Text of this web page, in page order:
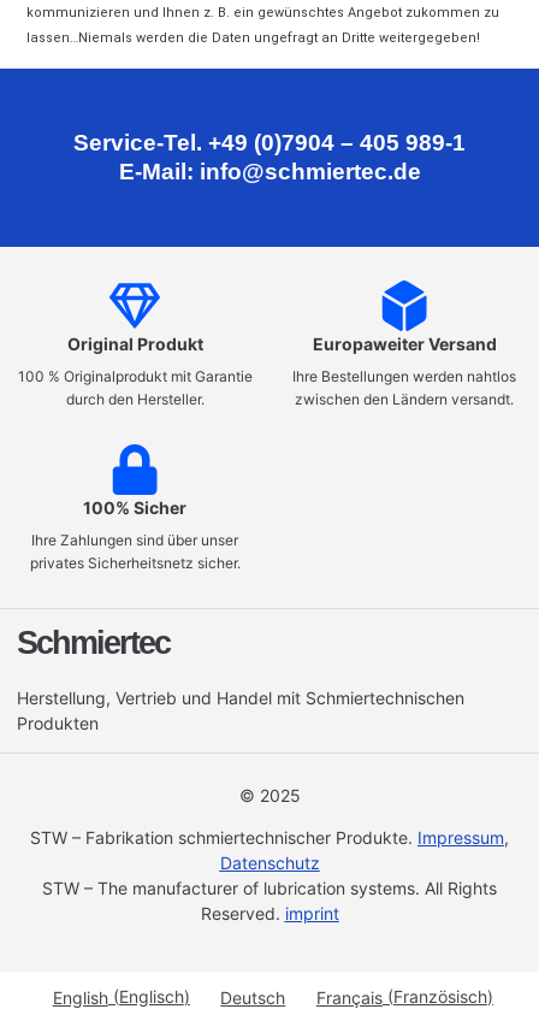
kommunizieren und Ihnen z. B. ein gewünschtes Angebot zukommen zu
lassen…Niemals werden die Daten ungefragt an Dritte weitergegeben!
Service-Tel. +49 (0)7904 – 405 989-1
E-Mail: info@schmiertec.de
Original Produkt
100 % Originalprodukt mit Garantie
durch den Hersteller.
Europaweiter Versand
Ihre Bestellungen werden nahtlos
zwischen den Ländern versandt.
100% Sicher
Ihre Zahlungen sind über unser
privates Sicherheitsnetz sicher.
Schmiertec
Herstellung, Vertrieb und Handel mit Schmiertechnischen
Produkten
© 2025
STW – Fabrikation schmiertechnischer Produkte. Impressum,
Datenschutz
STW – The manufacturer of lubrication systems. All Rights
Reserved. imprint
English(Englisch) Deutsch Français(Französisch)